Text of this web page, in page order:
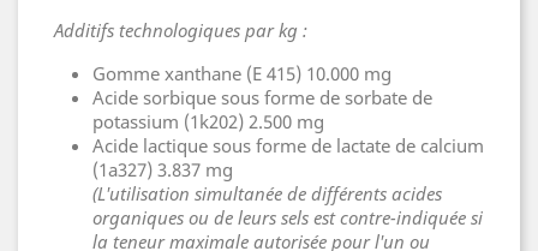
Additifs technologiques par kg :
Gomme xanthane (E 415) 10.000 mg
Acide sorbique sous forme de sorbate de
potassium (1k202) 2.500 mg
Acide lactique sous forme de lactate de calcium
(1a327) 3.837 mg
(L'utilisation simultanée de différents acides
organiques ou de leurs sels est contre-indiquée si
la teneur maximale autorisée pour l'un ou